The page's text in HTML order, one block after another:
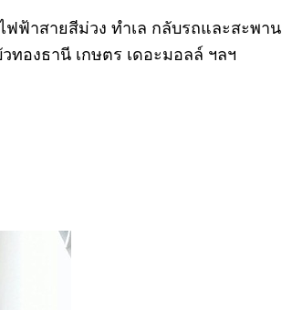
าสายสีม่วง ทำเล กลับรถและสะพา
ทองธานี เกษตร เดอะมอลล์ ฯลฯ